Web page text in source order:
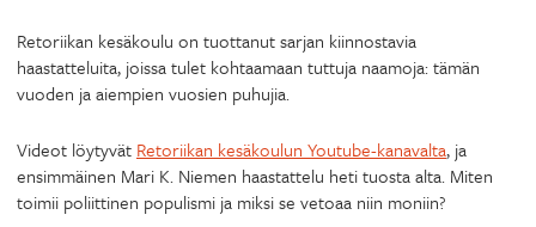
Retoriikan kesäkoulu on tuottanut sarjan kiinnostavia
haastatteluita, joissa tulet kohtaamaan tuttuja naamoja: tämän
vuoden ja aiempien vuosien puhujia.
Videot löytyvät Retoriikan kesäkoulun Youtube-kanavalta, ja
ensimmäinen Mari K. Niemen haastattelu heti tuosta alta. Miten
toimii poliittinen populismi ja miksi se vetoaa niin moniin?